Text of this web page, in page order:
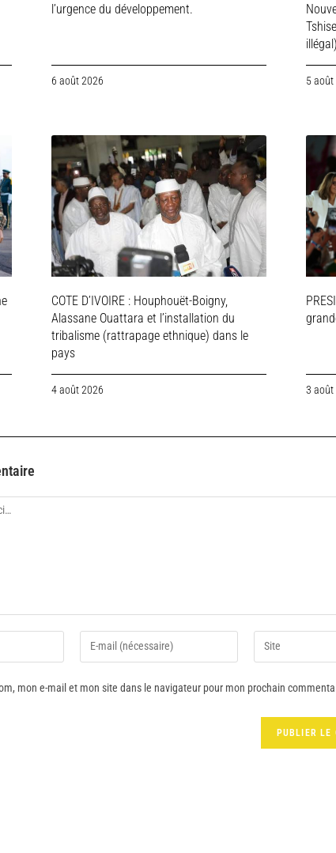
l’urgence du développement.
6 août 2026 5 août
COTE D’IVOIRE : Houphouët-Boigny,
Alassane Ouattara et l’installation du
tribalisme (rattrapage ethnique) dans le
pays
4 août 2026 3 août
mon e-mail et mon site dans le navigateur pour mon prochain